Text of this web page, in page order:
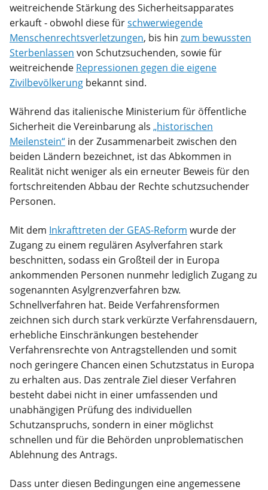
weitreichende Stärkung des Sicherheitsapparates
erkauft - obwohl diese fürschwerwiegende
Menschenrechtsverletzungen, bis hin zum bewussten
Sterbenlassen von Schutzsuchenden, sowie für
weitreichende Repressionen gegen die eigene
Zivilbevölkerung bekannt sind.
Während das italienische Ministerium für öffentliche
Sicherheit die Vereinbarung als „historischen
Meilenstein“ in der Zusammenarbeit zwischen den
beiden Ländern bezeichnet, ist das Abkommen in
Realität nicht weniger als ein erneuter Beweis für den
fortschreitenden Abbau der Rechte schutzsuchender
Personen.
Mit dem Inkrafttreten der GEAS-Reform wurde der
Zugang zu einem regulären Asylverfahren stark
beschnitten, sodass ein Großteil der in Europa
ankommenden Personen nunmehr lediglich Zugang zu
sogenannten Asylgrenzverfahren bzw.
Schnellverfahren hat. Beide Verfahrensformen
zeichnen sich durch stark verkürzte Verfahrensdauern,
erhebliche Einschränkungen bestehender
Verfahrensrechte von Antragstellenden und somit
noch geringere Chancen einen Schutzstatus in Europa
zu erhalten aus. Das zentrale Ziel dieser Verfahren
besteht dabei nicht in einer umfassenden und
unabhängigen Prüfung des individuellen
Schutzanspruchs, sondern in einer möglichst
schnellen und für die Behörden unproblematischen
Ablehnung des Antrags.
Dass unter diesen Bedingungen eine angemessene